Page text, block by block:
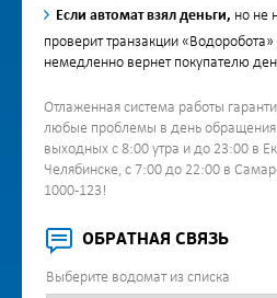
Если автомат взял деньги, но не
проверит транзакции
немедленно вернет покупателю
Отлаженная система работы
любые проблемы в день
выходных с 8:00 утра и до 23:00 в
Челябинске, с 7:00 до 22:00 в
1000-123!
ОБРАТНАЯ СВЯЗЬ
Выберите водомат из списка